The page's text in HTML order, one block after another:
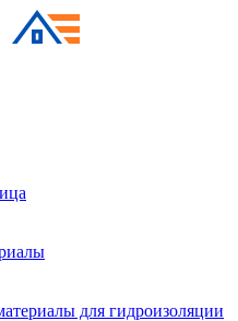
для гидроизоляции